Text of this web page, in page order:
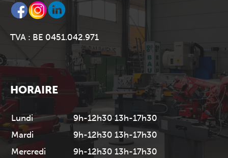
TVA : BE 0451.042.971
HORAIRE
Lundi
9h-12h30 13h-17h30
Mardi
9h-12h30 13h-17h30
Mercredi
9h-12h30 13h-17h30